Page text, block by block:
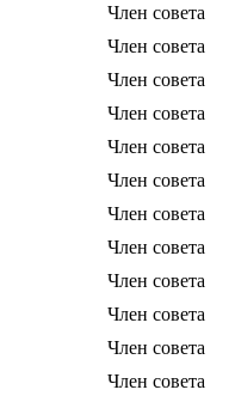
Член совета
Член совета
Член совета
Член совета
Член совета
Член совета
Член совета
Член совета
Член совета
Член совета
Член совета
Член совета